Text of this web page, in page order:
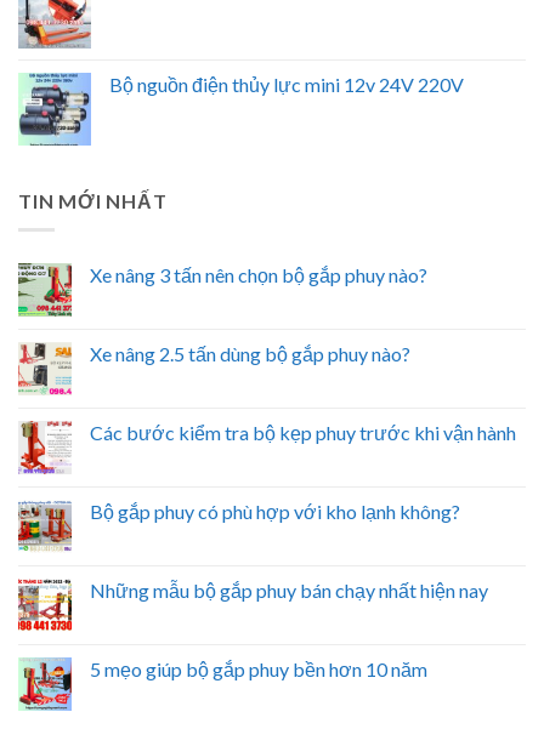
Bộ nguồn điện thủy lực mini 12v 24V 220V
TIN MỚI NHẤT
Xe nâng 3 tấn nên chọn bộ gắp phuy nào?
Xe nâng 2.5 tấn dùng bộ gắp phuy nào?
Các bước kiểm tra bộ kẹp phuy trước khi vận hành
Bộ gắp phuy có phù hợp với kho lạnh không?
Những mẫu bộ gắp phuy bán chạy nhất hiện nay
5 mẹo giúp bộ gắp phuy bền hơn 10 năm